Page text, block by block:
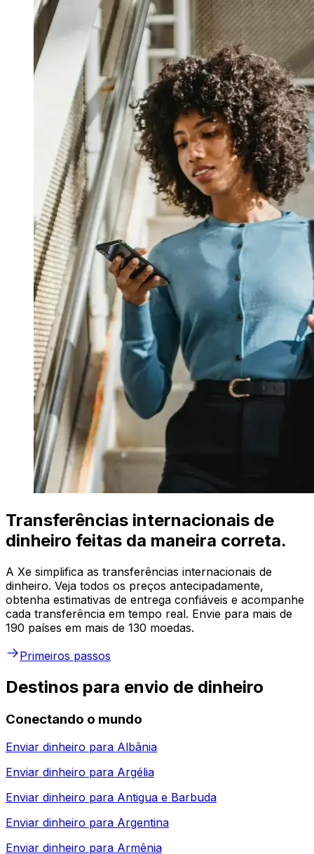
Transferências internacionais de
dinheiro feitas da maneira correta.
A Xe simplifica as transferências internacionais de
dinheiro. Veja todos os preços antecipadamente,
obtenha estimativas de entrega confiáveis e acompanhe
cada transferência em tempo real. Envie para mais de
190 países em mais de 130 moedas.
Primeiros passos
Destinos para envio de dinheiro
Conectando o mundo
Enviar dinheiro para Albânia
Enviar dinheiro para Argélia
Enviar dinheiro para Antigua e Barbuda
Enviar dinheiro para Argentina
Enviar dinheiro para Armênia